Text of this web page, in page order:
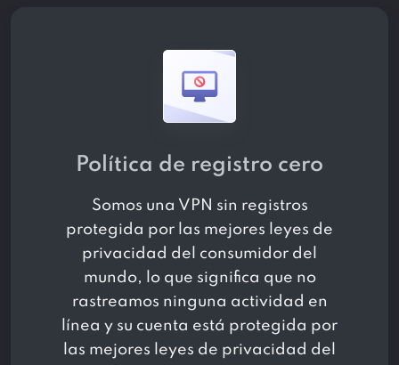
Política de registro cero
Somos una VPN sin registros
protegida por las mejores leyes de
privacidad del consumidor del
mundo, lo que significa que no
rastreamos ninguna actividad en
línea y su cuenta está protegida por
las mejores leyes de privacidad del